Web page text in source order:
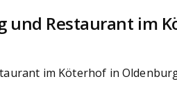
und Restaurant im
im Köterhof in